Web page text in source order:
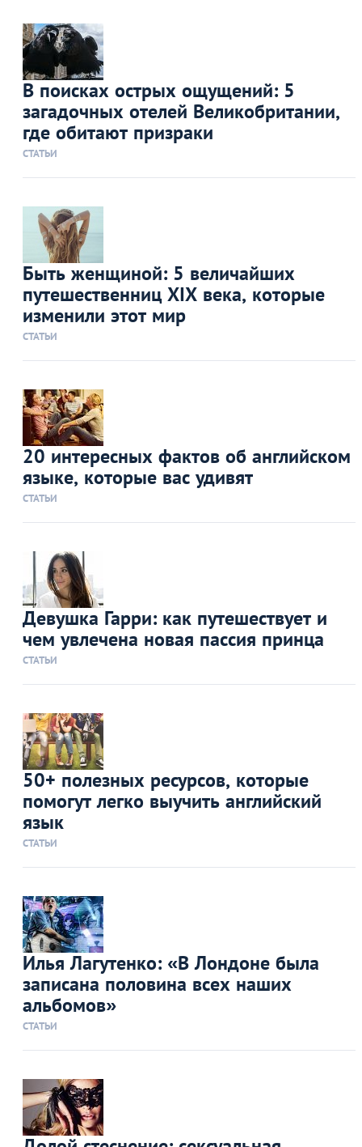
В поисках острых ощущений: 5
загадочных отелей Великобритании,
где обитают призраки
СТАТЬИ
Быть женщиной: 5 величайших
путешественниц XIX века, которые
изменили этот мир
СТАТЬИ
20 интересных фактов об английском
языке, которые вас удивят
СТАТЬИ
Девушка Гарри: как путешествует и
чем увлечена новая пассия принца
СТАТЬИ
50+ полезных ресурсов, которые
помогут легко выучить английский
язык
СТАТЬИ
Илья Лагутенко: «В Лондоне была
записана половина всех наших
альбомов»
СТАТЬИ